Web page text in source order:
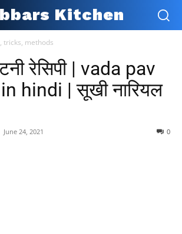
Kitchen
tricks, methods
रेसिपी | vada pav
hindi | सूखी नारियल
June 24, 2021 0